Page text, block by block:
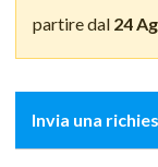
partire dal 24
Invia una